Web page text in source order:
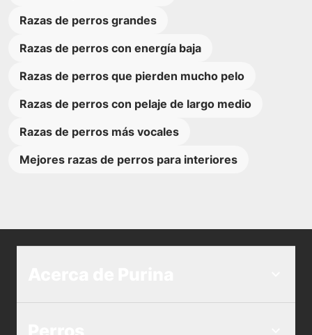
Razas de perros grandes
Razas de perros con energía baja
Razas de perros que pierden mucho pelo
Razas de perros con pelaje de largo medio
Razas de perros más vocales
Mejores razas de perros para interiores